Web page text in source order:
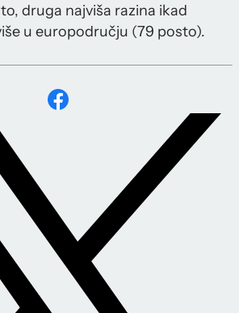
druga najviša razina ikad
u europodručju (79 posto).